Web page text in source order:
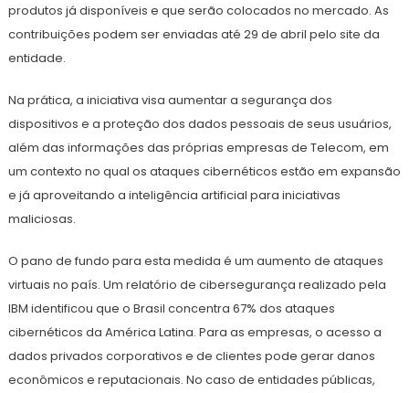
produtos já disponíveis e que serão colocados no mercado. As
contribuições podem ser enviadas até 29 de abril pelo site da
entidade.
Na prática, a iniciativa visa aumentar a segurança dos
dispositivos e a proteção dos dados pessoais de seus usuários,
além das informações das próprias empresas de Telecom, em
um contexto no qual os ataques cibernéticos estão em expansão
e já aproveitando a inteligência artificial para iniciativas
maliciosas.
O pano de fundo para esta medida é um aumento de ataques
virtuais no país. Um relatório de cibersegurança realizado pela
IBM identificou que o Brasil concentra 67% dos ataques
cibernéticos da América Latina. Para as empresas, o acesso a
dados privados corporativos e de clientes pode gerar danos
econômicos e reputacionais. No caso de entidades públicas,